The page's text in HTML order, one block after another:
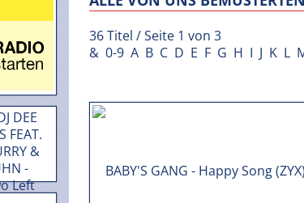
36 Titel / Seite 1 von 3
& 0-9 A B C D E F G H I J K L